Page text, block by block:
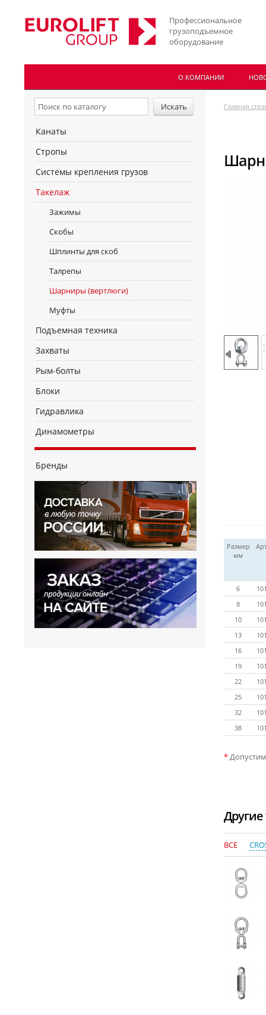
Профессиональное
грузоподъемное
оборудование
О КОМПАНИИ
Канаты
Стропы
Системы крепления грузов
Такелаж
Зажимы
Скобы
Шплинты для скоб
Талрепы
Шарниры (вертлюги)
Муфты
Подъемная техника
Захваты
Рым-болты
Блоки
Гидравлика
Динамометры
Бренды
Главная
Размер
мм
6
8
10
13
16
19
22
25
32
38
*
Другие
ВСЕ